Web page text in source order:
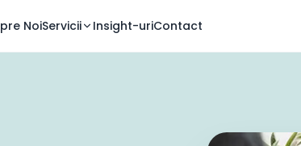
NoiServicii Insight-uriContact